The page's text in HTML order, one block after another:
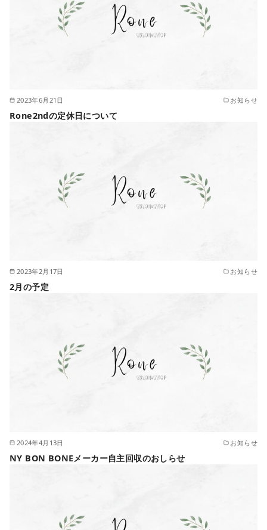
2023年6月21日 お知らせ
Rone2ndの定休日について
2023年2月17日 お知らせ
2月の予定
2024年4月13日 お知らせ
NY BON BONEメーカー自主回収のおしらせ